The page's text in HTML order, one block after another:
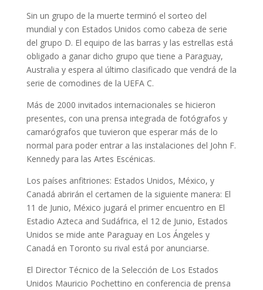
Sin un grupo de la muerte terminó el sorteo del
mundial y con Estados Unidos como cabeza de serie
del grupo D. El equipo de las barras y las estrellas está
obligado a ganar dicho grupo que tiene a Paraguay,
Australia y espera al último clasificado que vendrá de la
serie de comodines de la UEFA C.
Más de 2000 invitados internacionales se hicieron
presentes, con una prensa integrada de fotógrafos y
camarógrafos que tuvieron que esperar más de lo
normal para poder entrar a las instalaciones del John F.
Kennedy para las Artes Escénicas.
Los países anfitriones: Estados Unidos, México, y
Canadá abrirán el certamen de la siguiente manera: El
11 de Junio, México jugará el primer encuentro en El
Estadio Azteca and Sudáfrica, el 12 de Junio, Estados
Unidos se mide ante Paraguay en Los Ángeles y
Canadá en Toronto su rival está por anunciarse.
El Director Técnico de la Selección de Los Estados
Unidos Mauricio Pochettino en conferencia de prensa